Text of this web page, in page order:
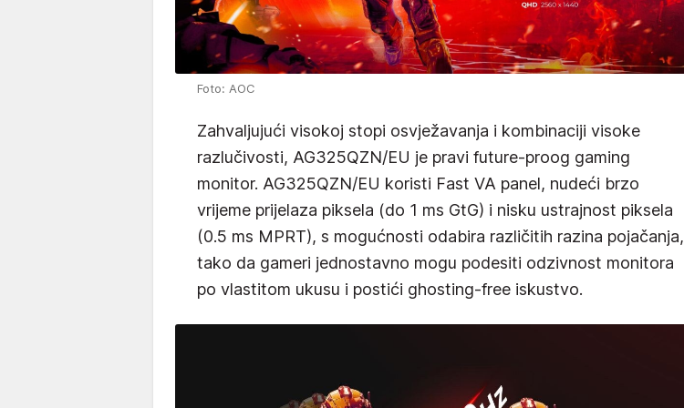
Foto: AOC
Zahvaljujući visokoj stopi osvježavanja i kombinaciji visoke
razlučivosti, AG325QZN/EU je pravi future-proog gaming
monitor. AG325QZN/EU koristi Fast VA panel, nudeći brzo
vrijeme prijelaza piksela (do 1 ms GtG) i nisku ustrajnost piksela
(0.5 ms MPRT), s mogućnosti odabira različitih razina pojačanja,
tako da gameri jednostavno mogu podesiti odzivnost monitora
po vlastitom ukusu i postići ghosting-free iskustvo.